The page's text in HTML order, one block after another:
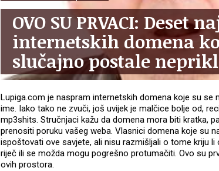
OVO SU PRVACI:
internetskih domena
slučajno postale
Lupiga.com je naspram internetskih domena koje su se
ime. Iako tako ne zvuči, još uvijek je malčice bolje od,
mp3shits. Stručnjaci kažu da domena mora biti kratka,
prenositi poruku vašeg weba. Vlasnici domena koje su
ispoštovati ove savjete, ali nisu razmišljali o tome kriju li
riječ ili se možda mogu pogrešno protumačiti. Ovo su
ovih prostora.